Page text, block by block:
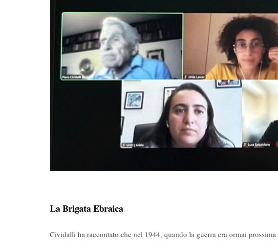
La Brigata Ebraica
Cividalli ha raccontato che nel 1944, quando la guerra era ormai